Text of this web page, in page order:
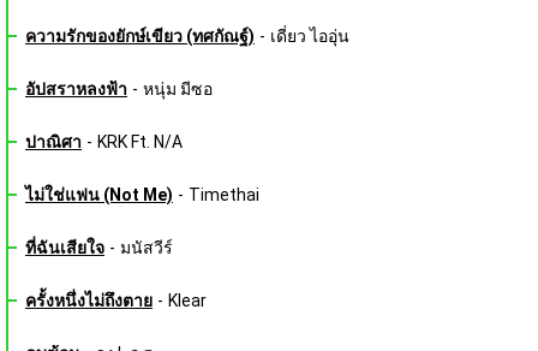
ความรักของยักษ์เขียว (ทศกัณฐ์) - เดี่ยว ไออุ่น
อัปสราหลงฟ้า - หนุ่ม มีซอ
ปาณิศา - KRK Ft. N/A
ไม่ใช่แฟน (Not Me) - Timethai
ที่ฉันเสียใจ - มนัสวีร์
ครั้งหนึ่งไม่ถึงตาย - Klear